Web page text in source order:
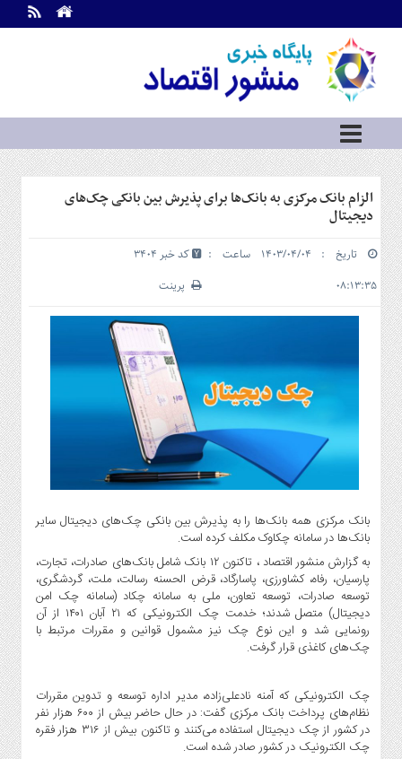
اطلاعات
تماس
ما
درباره
ما
سرویس
ها
خانه
سرمایه
و
بورس
و
شهری
گاز
و
پتروشیمی
و
خودرو
استارت
آپ
و
فن
آوری
بانک
،
بیمه
و
ارز
دیجیتال
الزام بانک مرکزی به بانک‌ها برای پذیرش بین بانکی چک‌های
دیجیتال
تاریخ : ۱۴۰۳/۰۴/۰۴ ساعت :
۰۸:۱۳:۳۵
کد خبر 3404
پرینت
بانک مرکزی همه بانک‌ها را به پذیرش بین بانکی چک‌های دیجیتال سایر
بانک‌ها در سامانه چکاوک مکلف کرده است.
به گزارش منشور اقتصاد ، تاکنون ۱۲ بانک شامل بانک‌های صادرات، تجارت،
پارسیان، رفاه، کشاورزی، پاسارگاد، قرض الحسنه رسالت، ملت، گردشگری،
توسعه صادرات، توسعه تعاون، ملی به سامانه چکاد (سامانه چک امن
دیجیتال) متصل شدند؛ خدمت چک الکترونیکی که ۲۱ آبان ۱۴۰۱ از آن
رونمایی شد و این نوع چک نیز مشمول قوانین و مقررات مرتبط با
چک‌های کاغذی قرار گرفت.
چک الکترونیکی که آمنه نادعلی‌زاده، مدیر اداره توسعه و تدوین مقررات
نظام‌های پرداخت بانک مرکزی گفت: در حال حاضر بیش از ۶۰۰ هزار نفر
در کشور از چک دیجیتال استفاده می‌کنند و تاکنون بیش از ۳۱۶ هزار فقره
چک الکترونیک در کشور صادر شده است.